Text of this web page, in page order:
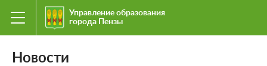
Управление образования
города Пензы
Новости